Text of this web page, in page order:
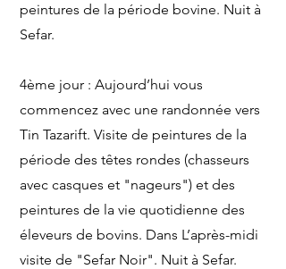
peintures de la période bovine. Nuit à
Sefar.
4ème jour : Aujourd’hui vous
commencez avec une randonnée vers
Tin Tazarift. Visite de peintures de la
période des têtes rondes (chasseurs
avec casques et "nageurs") et des
peintures de la vie quotidienne des
éleveurs de bovins. Dans L’après-midi
visite de "Sefar Noir". Nuit à Sefar.